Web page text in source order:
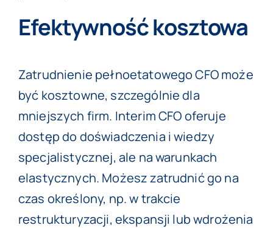
Efektywność kosztowa
Zatrudnienie pełnoetatowego CFO może
być kosztowne, szczególnie dla
mniejszych firm. Interim CFO oferuje
dostęp do doświadczenia i wiedzy
specjalistycznej, ale na warunkach
elastycznych. Możesz zatrudnić go na
czas określony, np. w trakcie
restrukturyzacji, ekspansji lub wdrożenia